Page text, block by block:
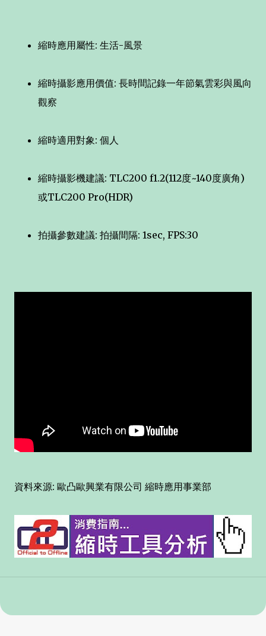
縮時應用屬性: 生活-風景
縮時攝影應用價值: 長時間記錄一年節氣雲彩與風向
觀察
縮時適用對象: 個人
縮時攝影機建議: TLC200 f1.2(112度~140度廣角)
或TLC200 Pro(HDR)
拍攝參數建議: 拍攝間隔: 1sec, FPS:30
資料來源: 歐凸歐興業有限公司 縮時應用事業部